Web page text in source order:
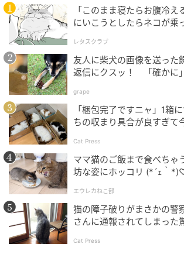
「このまま寝たらお腹冷え
にいこうとしたらネコが乗
レタスクラブ
友人に柴犬の画像を送っ
返信にクスッ！ 「確かに
grape
「梱包完了ですニャ」1箱
ちの収まり具合が良すぎて
Cat Press
ママ猫のご飯まで食べちゃ
坊な姿にホッコリ (*´ｪ
エウレカねこ部
猫の障子破りがまさかの警
さんに通報されてしまった
Cat Press